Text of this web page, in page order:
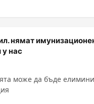
нямат
нас
може да бъде